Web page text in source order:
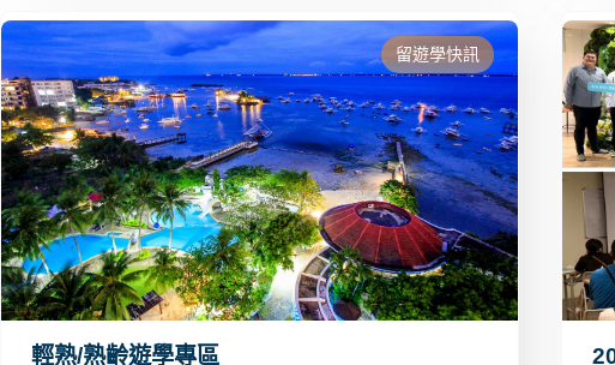
留遊學快訊
輕熟/熟齡遊學專區